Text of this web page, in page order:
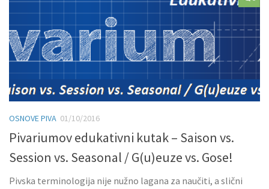
OSNOVE PIVA 01/10/2016
Pivariumov edukativni kutak – Saison vs.
Session vs. Seasonal / G(u)euze vs. Gose!
Pivska terminologija nije nužno lagana za naučiti, a slični